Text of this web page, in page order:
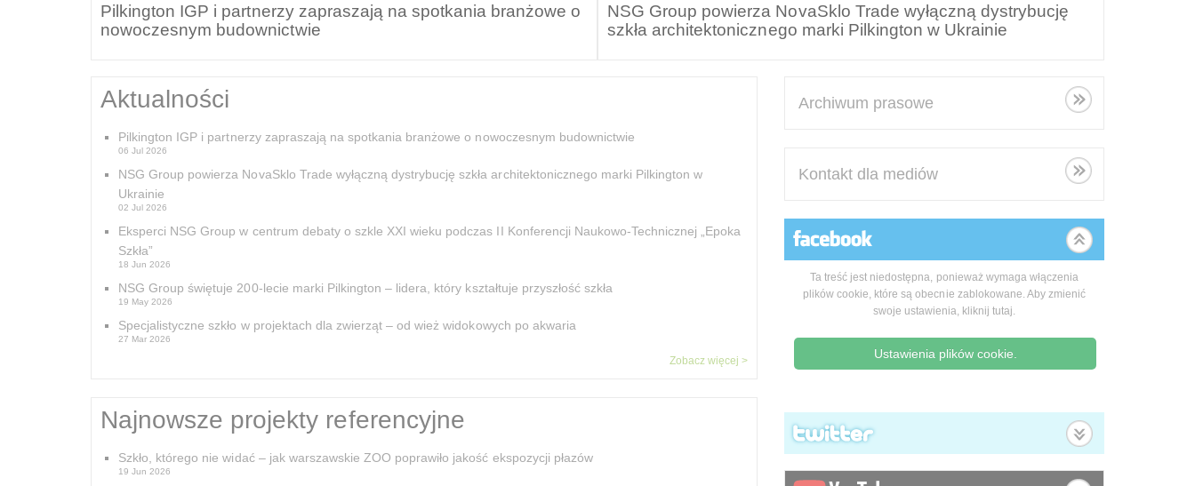
Pilkington IGP i partnerzy zapraszają na spotkania branżowe o
nowoczesnym budownictwie
NSG Group powierza NovaSklo Trade wyłączną dystrybucję
szkła architektonicznego marki Pilkington w Ukrainie
Aktualności
Pilkington IGP i partnerzy zapraszają na spotkania branżowe o nowoczesnym budownictwie
06 Jul 2026
NSG Group powierza NovaSklo Trade wyłączną dystrybucję szkła architektonicznego marki Pilkington w
Ukrainie
02 Jul 2026
Eksperci NSG Group w centrum debaty o szkle XXI wieku podczas II Konferencji Naukowo-Technicznej „Epoka
Szkła”
18 Jun 2026
NSG Group świętuje 200-lecie marki Pilkington – lidera, który kształtuje przyszłość szkła
19 May 2026
Specjalistyczne szkło w projektach dla zwierząt – od wież widokowych po akwaria
27 Mar 2026
Zobacz więcej >
Najnowsze projekty referencyjne
Szkło, którego nie widać – jak warszawskie ZOO poprawiło jakość ekspozycji płazów
19 Jun 2026
Archiwum prasowe
Kontakt dla mediów
Ta treść jest niedostępna, ponieważ wymaga włączenia
plików cookie, które są obecnie zablokowane. Aby zmienić
swoje ustawienia, kliknij tutaj.
Ustawienia plików cookie.